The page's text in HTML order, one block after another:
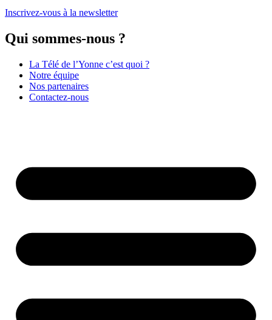
Inscrivez-vous à la newsletter
Qui sommes-nous ?
La Télé de l’Yonne c’est quoi ?
Notre équipe
Nos partenaires
Contactez-nous